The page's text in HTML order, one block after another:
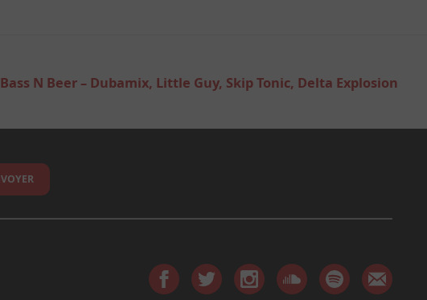
Bass N Beer – Dubamix, Little Guy, Skip Tonic, Delta Explosion